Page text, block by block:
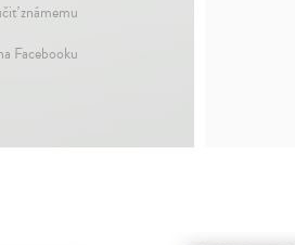
známemu
Facebooku